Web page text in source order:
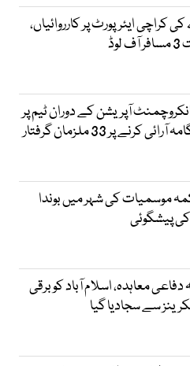
کراچی ایئرپورٹ پر کارروائیاں،
آپریشن کے دوران ٹیم پر
کرنے پر 33 ملزمان گرفتار
موسمیات کی شہر میں بوندا
کی پیشگوئی
معاہدہ، اسلام آباد کو برقی
سے سجادیا گیا